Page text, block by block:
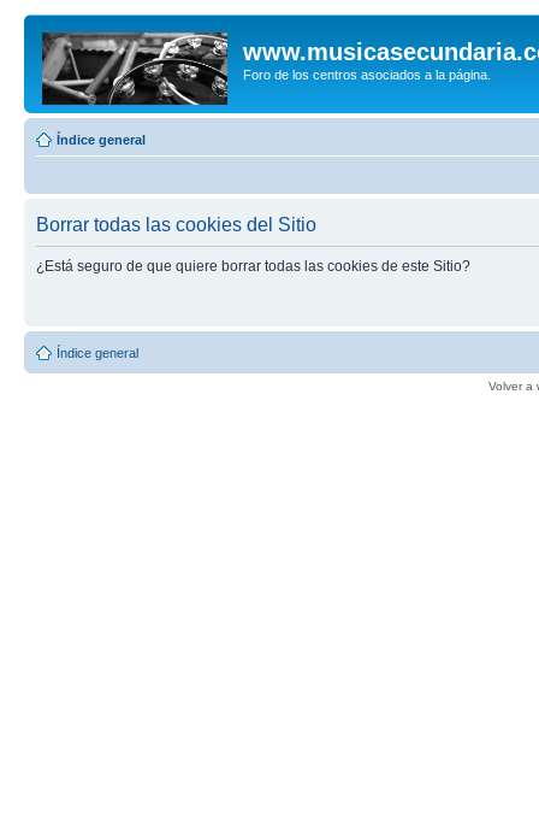
Foro de los centros asociados a la página.
Índice general
Borrar todas las cookies del Sitio
¿Está seguro de que quiere borrar todas las cookies de este Sitio?
Índice general
Volver a